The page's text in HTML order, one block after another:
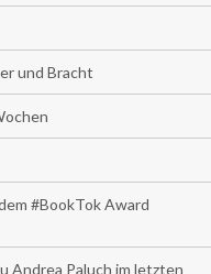
und Bracht
#BookTok Award
Andrea Paluch im letzten